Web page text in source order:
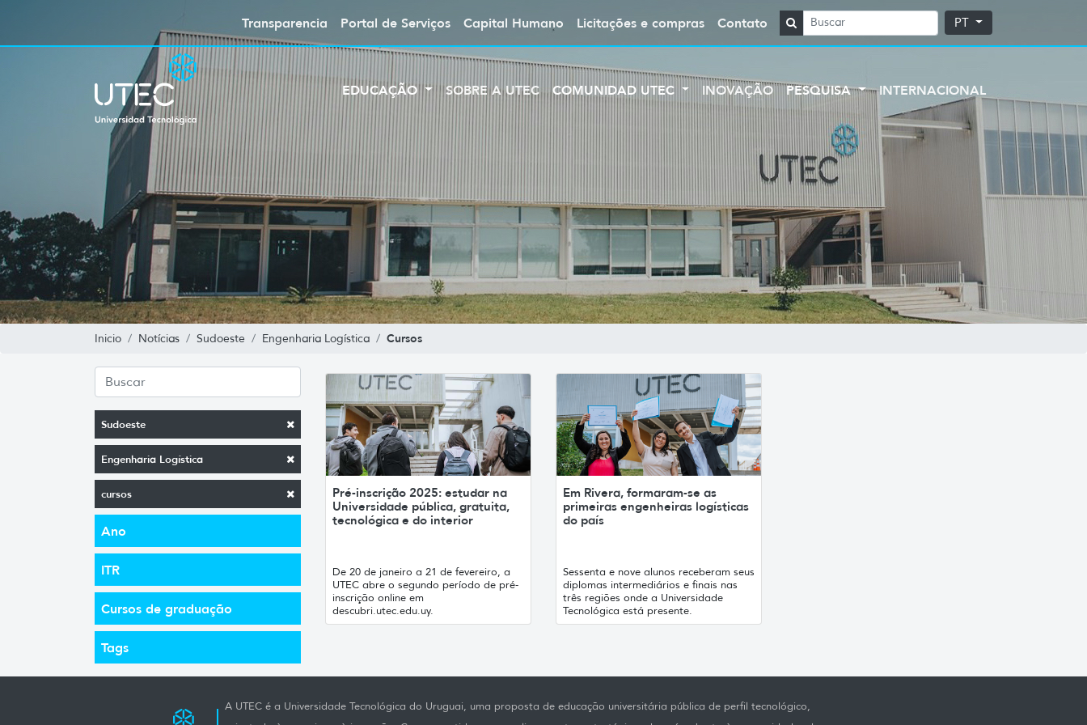
Transparencia Portal de Serviços Capital Humano Licitações e compras Contato PT
EDUCAÇÃO SOBRE A UTEC COMUNIDAD UTEC INOVAÇÃO PESQUISA INTERNACIONAL
Inicio Notícias Sudoeste Engenharia Logística Cursos
Sudoeste
Engenharia Logística
cursos
Ano
ITR
Cursos de graduação
Tags
Pré-inscrição 2025: estudar na
Universidade pública, gratuita,
tecnológica e do interior
De 20 de janeiro a 21 de fevereiro, a
UTEC abre o segundo período de pré-
inscrição online em
descubri.utec.edu.uy.
Em Rivera, formaram-se as
primeiras engenheiras logísticas
do país
Sessenta e nove alunos receberam seus
diplomas intermediários e finais nas
três regiões onde a Universidade
Tecnológica está presente.
A UTEC é a Universidade Tecnológica do Uruguai, uma proposta de educação universitária pública de perfil tecnológico,